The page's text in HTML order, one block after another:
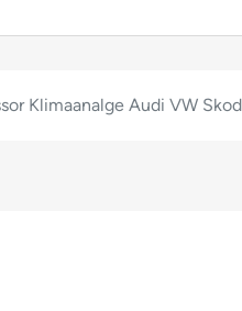
Klimaanalge Audi VW